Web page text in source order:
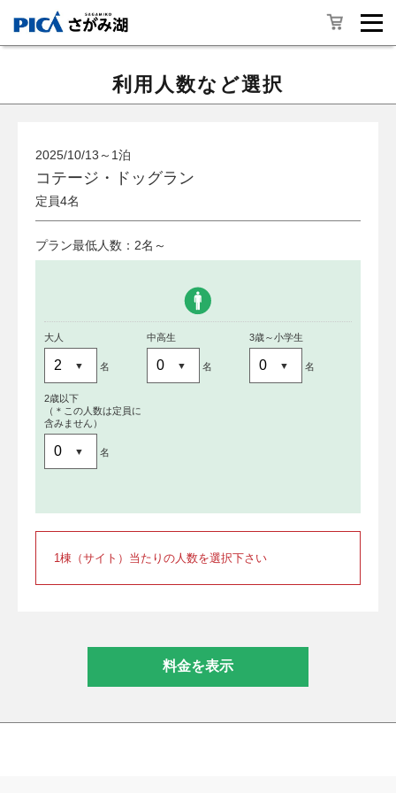
利用人数など選択
2025/10/13～1泊
コテージ・ドッグラン
定員4名
プラン最低人数：2名～
大人
名
中高生
名
3歳～小学生
名
2歳以下
（＊この人数は定員に
含みません）
名
1棟（サイト）当たりの人数を選択下さい
料金を表示